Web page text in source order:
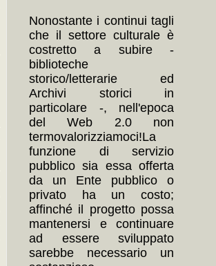
Nonostante i continui tagli
che il settore culturale è
costretto a subire -
biblioteche
storico/letterarie ed
Archivi storici in
particolare -, nell'epoca
del Web 2.0 non
termovalorizziamoci!La
funzione di servizio
pubblico sia essa offerta
da un Ente pubblico o
privato ha un costo;
affinché il progetto possa
mantenersi e continuare
ad essere sviluppato
sarebbe necessario un